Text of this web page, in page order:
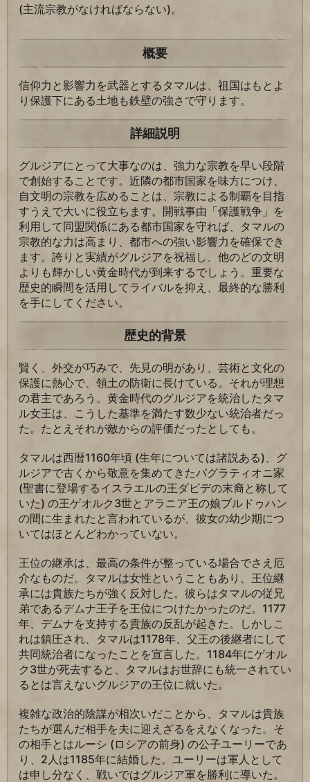
(主流宗教がなければならない)。
概要
信仰力と影響力を武器とするタマルは、祖国はもとよ
り保護下にある土地も鉄壁の強さで守ります。
詳細説明
グルジアにとって大事なのは、強力な宗教を早い段階
で創始することです。近隣の都市国家を味方につけ、
自文明の宗教を広めることは、宗教による制覇を目指
すうえで大いに役立ちます。開戦事由「保護戦争」を
利用して同盟関係にある都市国家を守れば、タマルの
宗教的な力は高まり、都市への強い影響力を確保でき
ます。誇りと実績がグルジアを祝福し、他のどの文明
よりも輝かしい黄金時代が到来するでしょう。重要な
歴史的瞬間を活用してライバルを抑え、最終的な勝利
を手にしてください。
歴史的背景
賢く、外交が巧みで、先見の明があり、芸術と文化の
保護に熱心で、領土の防衛に長けている。それが理想
の君主であろう。黄金時代のグルジアを統治したタマ
ル女王は、こうした基準を満たす数少ない統治者だっ
た。たとえそれが敵からの評価だったとしても。
タマルは西暦1160年頃 (生年については諸説ある)、グ
ルジアで古くから敬意を集めてきたバグラティオニ家
(聖書に登場するイスラエルの王ダビデの末裔と称して
いた) の王ゲオルク3世とアラニア王の娘ブルドゥハン
の間に生まれたと言われているが、彼女の幼少期につ
いてはほとんどわかっていない。
王位の継承は、最高の条件が整っている場合でさえ厄
介なものだ。タマルは女性ということもあり、王位継
承には貴族たちが強く反対した。彼らはタマルの従兄
弟であるデムナ王子を王位につけたかったのだ。1177
年、デムナを支持する貴族の反乱が起きた。しかしこ
れは鎮圧され、タマルは1178年、父王の後継者にして
共同統治者になったことを宣言した。1184年にゲオル
ク3世が死去すると、タマルはお世辞にも統一されてい
るとは言えないグルジアの王位に就いた。
複雑な政治的陰謀が相次いだことから、タマルは貴族
たちが選んだ相手を夫に迎えざるをえなくなった。そ
の相手とはルーシ (ロシアの前身) の公子ユーリーであ
り、2人は1185年に結婚した。ユーリーは軍人として
は申し分なく、戦いではグルジア軍を勝利に導いた。